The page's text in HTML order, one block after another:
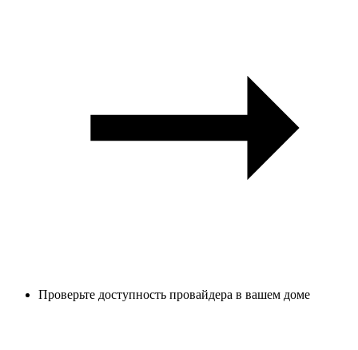
Проверьте доступность провайдера в вашем доме